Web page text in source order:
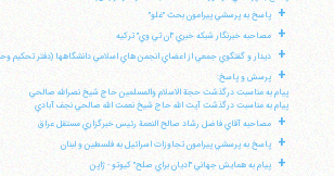
+ پاسخ به پرسشي پيرامون بحث "غلو"
+ مصاحبه خبرنگار شبكه خبري "ان تي وي" تركيه
+ ديدار و گفتگوي جمعي از اعضاي انجمن هاي اسلامي دانشگاهها (دفتر تحكيم
+
پرسش و پاسخ:
پيام به مناسبت درگذشت حجة الاسلام والمسلمين حاج شيخ نصرالله صالحي
پيام به مناسبت درگذشت آيت الله حاج شيخ نعمت الله صالحي نجف آبادي
+ مصاحبه آقاي فاضل رشاد صالح النعمة رئيس خبرگزاري مستقل عراق
+ پاسخ به پرسشي پيرامون تجاوزات اسرائيل به فلسطين و لبنان
+ پيام به همايش جهاني "اديان براي صلح" كيوتو - ژاپن